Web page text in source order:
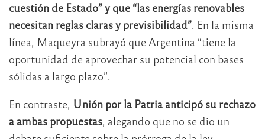
cuestión de Estado” y que “las energías renovables
necesitan reglas claras y previsibilidad”. En la misma
línea, Maqueyra subrayó que Argentina “tiene la
oportunidad de aprovechar su potencial con bases
sólidas a largo plazo”.
En contraste, Unión por la Patria anticipó su rechazo
a ambas propuestas, alegando que no se dio un